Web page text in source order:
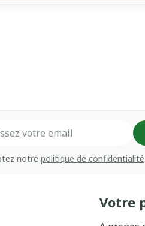
notre politique de confidentialité
Votre